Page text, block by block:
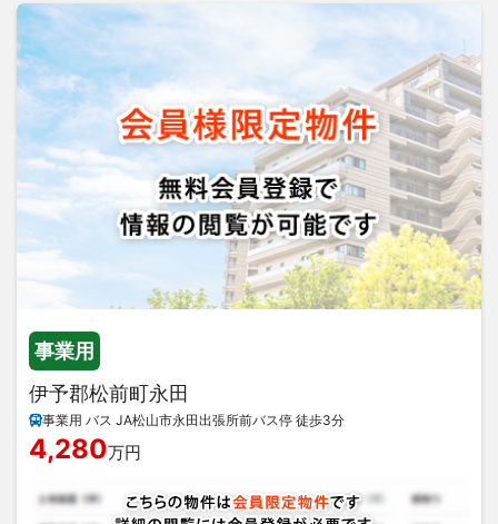
事業用
伊予郡松前町永田
事業用 バス JA松山市永田出張所前バス停 徒歩3分
4,280万円